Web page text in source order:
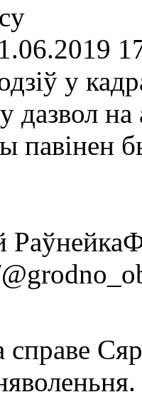
у
дазвол
павінен
Раўнейка
справе